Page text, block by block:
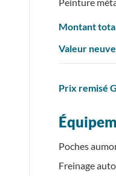
Montant
Valeur
Prix remisé
Poches
Freinage